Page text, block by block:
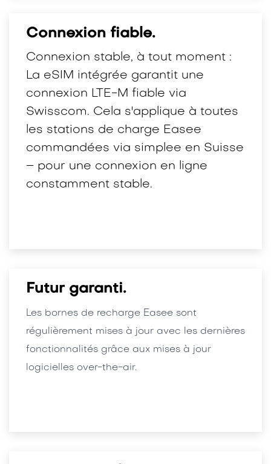
Connexion fiable.
Connexion stable, à tout moment :
La eSIM intégrée garantit une
connexion LTE-M fiable via
Swisscom. Cela s'applique à toutes
les stations de charge Easee
commandées via simplee en Suisse
– pour une connexion en ligne
constamment stable.
Futur garanti.
Les bornes de recharge Easee sont
régulièrement mises à jour avec les dernières
fonctionnalités grâce aux mises à jour
logicielles over-the-air.